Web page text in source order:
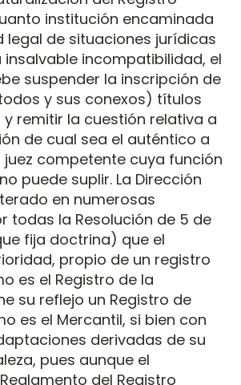
institución encaminada
legal de situaciones jurídicas
incompatibilidad, el
suspender la inscripción de
y sus conexos) títulos
remitir la cuestión relativa a
de cual sea el auténtico a
juez competente cuya función
puede suplir. La Dirección
en numerosas
todas la Resolución de 5 de
fija doctrina) que el
propio de un registro
es el Registro de la
su reflejo un Registro de
es el Mercantil, si bien con
derivadas de su
pues aunque el
del Registro